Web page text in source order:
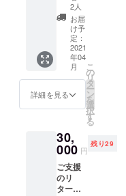
申し込
みの折
には貴
店のお
名前を
備考欄
にご記
入くだ
さい。
方は、
お申し
付けい
ただけ
れば
PDF
カデ
リー
No.1ポ
マード
(改)×12
個＋ア
メニ
ティ用1
個をお
届けし
ます。
は理美
容サロ
ン、小
売店様
向け卸
売プラ
2人
お届
け予
定：
2021
年04
月
詳細を見る
こ
の
リ
タ
ー
ン
を
選
択
す
る
30,
000 円
残り29
ご支援
のリ
ターン